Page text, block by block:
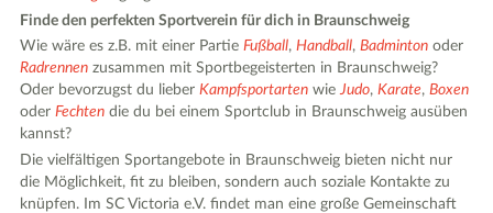
Finde den perfekten Sportverein für dich in Braunschweig
Wie wäre es z.B. mit einer PartieFußball,Handball,Badminton oder
Radrennen zusammen mit Sportbegeisterten in Braunschweig?
Oder bevorzugst du lieberKampfsportarten wieJudo,Karate,Boxen
oderFechten die du bei einem Sportclub in Braunschweig ausüben
kannst?
Die vielfältigen Sportangebote in Braunschweig bieten nicht nur
die Möglichkeit, fit zu bleiben, sondern auch soziale Kontakte zu
knüpfen. Im SC Victoria e.V. findet man eine große Gemeinschaft